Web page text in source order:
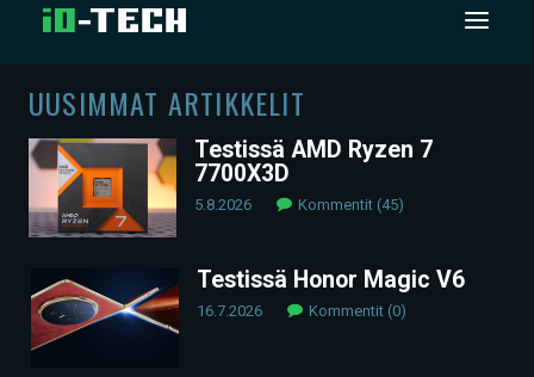
UUTISET
ARTIKKELIT
VIDEOT
TECHBBS
TIETOA
UUSIMMAT ARTIKKELIT
Testissä AMD Ryzen 7
7700X3D
5.8.2026 Kommentit (45)
Testissä Honor Magic V6
16.7.2026 Kommentit (0)